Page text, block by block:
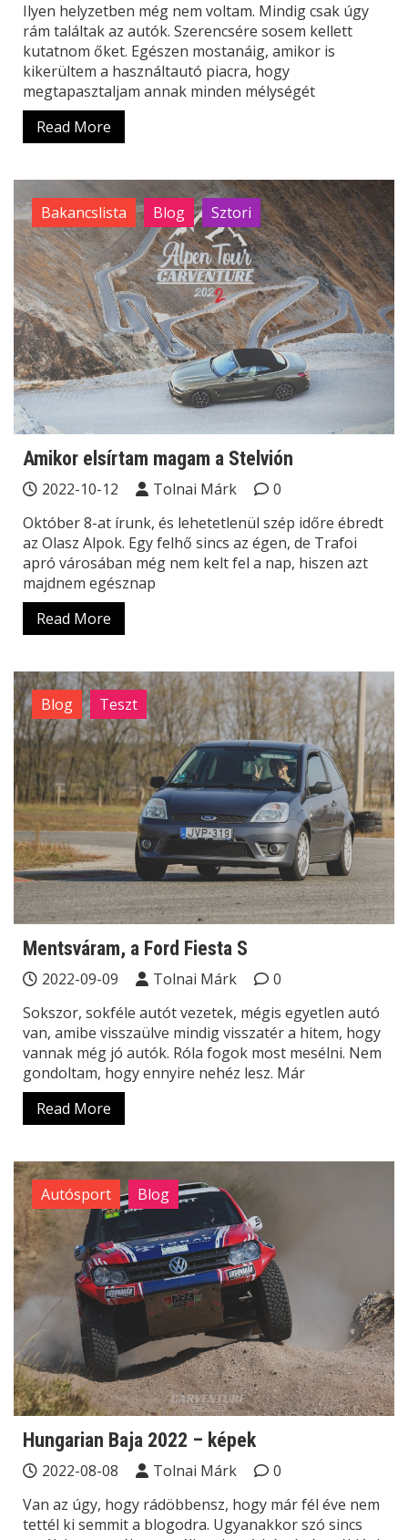
Ilyen helyzetben még nem voltam. Mindig csak úgy
rám találtak az autók. Szerencsére sosem kellett
kutatnom őket. Egészen mostanáig, amikor is
kikerültem a használtautó piacra, hogy
megtapasztaljam annak minden mélységét
Read More
Bakancslista Blog Sztori
Amikor elsírtam magam a Stelvión
2022-10-12 Tolnai Márk
0
Október 8-at írunk, és lehetetlenül szép időre ébredt
az Olasz Alpok. Egy felhő sincs az égen, de Trafoi
apró városában még nem kelt fel a nap, hiszen azt
majdnem egésznap
Read More
Blog Teszt
Mentsváram, a Ford Fiesta S
2022-09-09 Tolnai Márk
0
Sokszor, sokféle autót vezetek, mégis egyetlen autó
van, amibe visszaülve mindig visszatér a hitem, hogy
vannak még jó autók. Róla fogok most mesélni. Nem
gondoltam, hogy ennyire nehéz lesz. Már
Read More
Autósport Blog
Hungarian Baja 2022 – képek
2022-08-08 Tolnai Márk
0
Van az úgy, hogy rádöbbensz, hogy már fél éve nem
tettél ki semmit a blogodra. Ugyanakkor szó sincs